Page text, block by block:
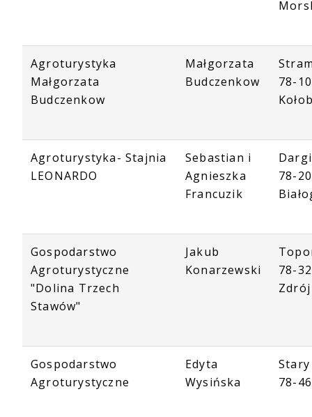
Agroturystyka
Małgorzata
Budczenkow
Małgorzata
Budczenkow
78-
Agroturystyka- Stajnia
LEONARDO
Sebastian i
Agnieszka
Francuzik
78-
Gospodarstwo
Agroturystyczne
"Dolina Trzech
Stawów"
Jakub
Konarzewski
78-
Zdrój
Gospodarstwo
Agroturystyczne
Edyta
Wysińska
78-